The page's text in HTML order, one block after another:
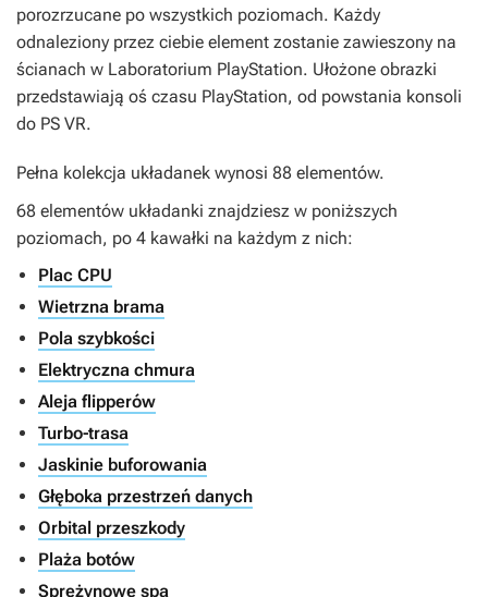
porozrzucane po wszystkich poziomach. Każdy
odnaleziony przez ciebie element zostanie zawieszony na
ścianach w Laboratorium PlayStation. Ułożone obrazki
przedstawiają oś czasu PlayStation, od powstania konsoli
do PS VR.
Pełna kolekcja układanek wynosi 88 elementów.
68 elementów układanki znajdziesz w poniższych
poziomach, po 4 kawałki na każdym z nich:
Plac CPU
Wietrzna brama
Pola szybkości
Elektryczna chmura
Aleja flipperów
Turbo-trasa
Jaskinie buforowania
Głęboka przestrzeń danych
Orbital przeszkody
Plaża botów
Sprężynowe spa